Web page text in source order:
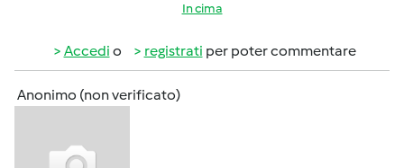
In cima
Accedi o registrati per poter commentare
Anonimo (non verificato)